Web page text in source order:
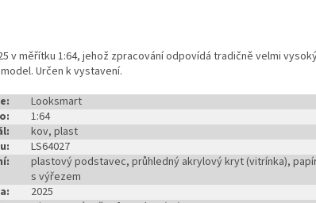
v měřítku 1:64, jehož zpracování odpovídá tradičně velmi
Určen k vystavení.
Looksmart
1:64
kov, plast
LS64027
plastový podstavec, průhledný akrylový kryt (vitrínka),
s výřezem
2025